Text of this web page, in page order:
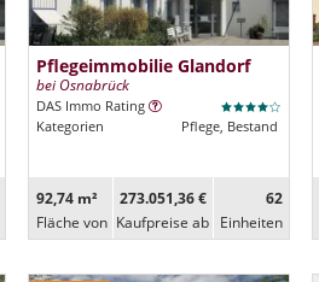
Pflegeimmobilie Glandorf
bei Osnabrück
DAS Immo Rating
Kategorien
Pflege, Bestand
92,74 m²
Fläche von
273.051,36 €
Kaufpreise ab
62
Ein­heiten